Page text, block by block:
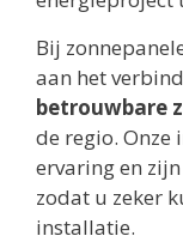
Bij
aan het
betrouwbare
de regio.
ervaring en
zodat u zeker
installatie.